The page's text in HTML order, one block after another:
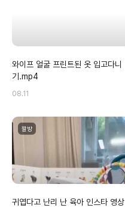
와이프 얼굴 프린트된 옷 입고다니
기.mp4
08.11
짤방
귀엽다고 난리 난 육아 인스타 영상